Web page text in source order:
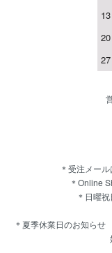
13
20
27
＊受注メー
＊Online
＊日曜
＊夏季休業日のお知ら